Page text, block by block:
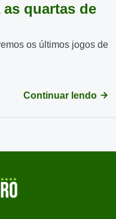
quartas de
os últimos jogos de
Continuar lendo